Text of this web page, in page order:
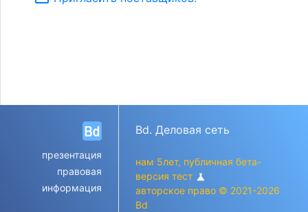
презентация
правовая
информация
Bd. Деловая сеть
нам 5лет, публичная бета-
версия тест science
авторское право © 2021-2026
Bd